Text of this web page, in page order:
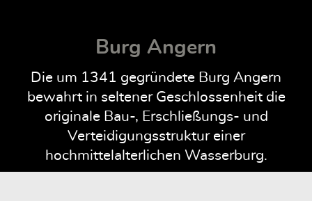
Burg Angern
Die um 1341 gegründete Burg Angern
bewahrt in seltener Geschlossenheit die
originale Bau-, Erschließungs- und
Verteidigungsstruktur einer
hochmittelalterlichen Wasserburg.